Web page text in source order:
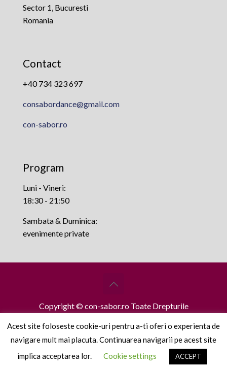
Sector 1, Bucuresti
Romania
Contact
+40 734 323 697
consabordance@gmail.com
con-sabor.ro
Program
Luni - Vineri:
18:30 - 21:50
Sambata & Duminica:
evenimente private
Copyright © con-sabor.ro Toate Drepturile
Acest site foloseste cookie-uri pentru a-ti oferi o experienta de
navigare mult mai placuta. Continuarea navigarii pe acest site
implica acceptarea lor.
Cookie settings ACCEPT